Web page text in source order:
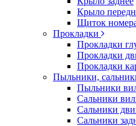
Крыло
Щиток
Прокладки
Прокладки
Прокладки
Прокладки
Пыльники,
Пыльники
Сальники
Сальники
Сальники